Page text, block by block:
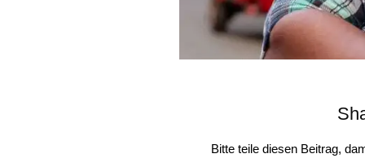
Bitte teile diesen Beitrag,